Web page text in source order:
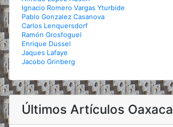
Ignacio Romero Vargas Yturbide
Pablo Gonzalez Casanova
Carlos Lenquersdorf
Ramón Grosfoguel
Enrique Dussel
Jaques Lafaye
Jacobo Grinberg
Últimos Artículos Oaxaca